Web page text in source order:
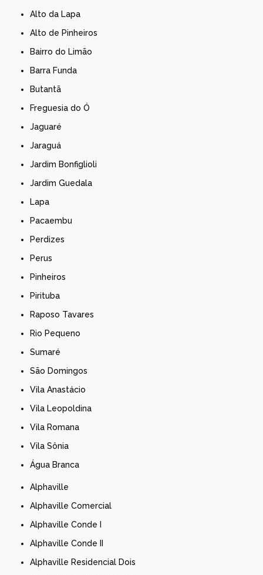
Alto da Lapa
Alto de Pinheiros
Bairro do Limão
Barra Funda
Butantã
Freguesia do Ó
Jaguaré
Jaraguá
Jardim Bonfiglioli
Jardim Guedala
Lapa
Pacaembu
Perdizes
Perus
Pinheiros
Pirituba
Raposo Tavares
Rio Pequeno
Sumaré
São Domingos
Vila Anastácio
Vila Leopoldina
Vila Romana
Vila Sônia
Água Branca
Alphaville
Alphaville Comercial
Alphaville Conde I
Alphaville Conde II
Alphaville Residencial Dois